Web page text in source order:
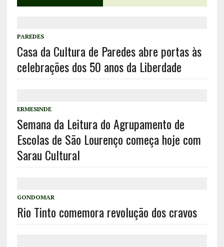
PAREDES
Casa da Cultura de Paredes abre portas às
celebrações dos 50 anos da Liberdade
ERMESINDE
Semana da Leitura do Agrupamento de
Escolas de São Lourenço começa hoje com
Sarau Cultural
GONDOMAR
Rio Tinto comemora revolução dos cravos